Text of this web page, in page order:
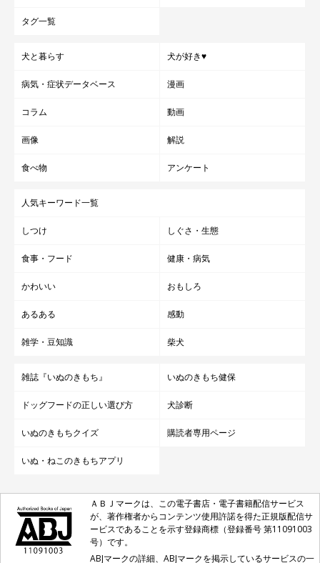
いぬのきもち投稿写真ギャラリー
の散歩でストレス発散ができたという声が見られました。
「コロナ、コロナの憂鬱な気分から、散歩で気分が良くな
ります。身体を動かす貴重な時間でもあります。愛犬に集
中するので、余計なことも考えないことも良いのだと思い
タグ一覧
犬と暮らす 犬が好き♥
病気・症状データベース 漫画
コラム 動画
画像 解説
食べ物 アンケート
人気キーワード一覧
しつけ しぐさ・生態
食事・フード 健康・病気
かわいい おもしろ
あるある 感動
雑学・豆知識 柴犬
雑誌『いぬのきもち』 いぬのきもち健保
ドッグフードの正しい選び方 犬診断
いぬのきもちクイズ 購読者専用ページ
いぬ・ねこのきもちアプリ
ＡＢＪマークは、この電子書店・電子書籍配信サービス
が、著作権者からコンテンツ使用許諾を得た正規版配信サ
ービスであることを示す登録商標（登録番号 第11091003
号）です。
ABJマークの詳細、ABJマークを掲示しているサービスの一